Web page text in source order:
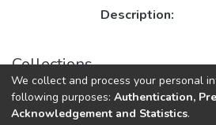
Description:
Collections
Health Management الإدارة الصحة
We collect and process your personal
following purposes: Authentication,
Acknowledgement and Statistics.